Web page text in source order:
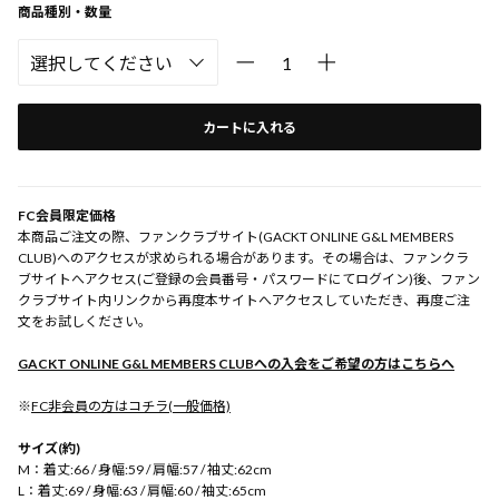
商品種別・数量
カートに入れる
FC会員限定価格
本商品ご注文の際、ファンクラブサイト(GACKT ONLINE G&L MEMBERS
CLUB)へのアクセスが求められる場合があります。その場合は、ファンクラ
ブサイトへアクセス(ご登録の会員番号・パスワードにてログイン)後、ファン
クラブサイト内リンクから再度本サイトへアクセスしていただき、再度ご注
文をお試しください。
GACKT ONLINE G&L MEMBERS CLUBへの入会をご希望の方はこちらへ
※FC非会員の方はコチラ(一般価格)
サイズ(約)
M：着丈:66 / 身幅:59 / 肩幅:57 / 袖丈:62cm
L：着丈:69 / 身幅:63 / 肩幅:60 / 袖丈:65cm